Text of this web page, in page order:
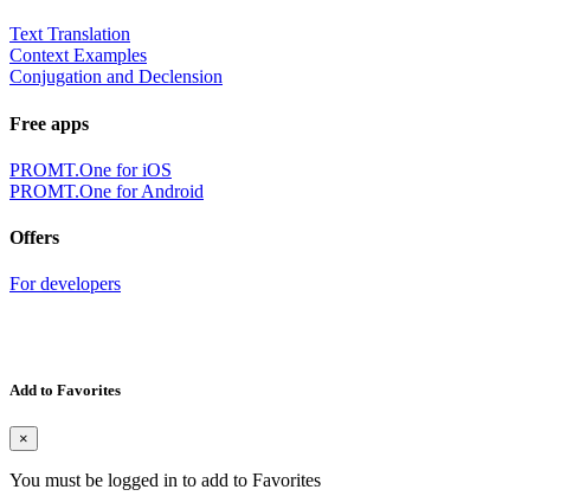
Text Translation
Context Examples
Conjugation and Declension
Free apps
PROMT.One for iOS
PROMT.One for Android
Offers
For developers
Add to Favorites
×
You must be logged in to add to Favorites